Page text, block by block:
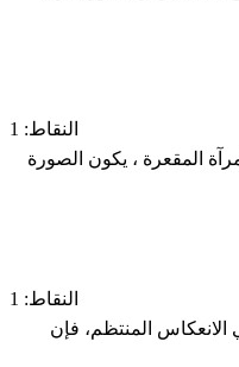
النقاط: 1
المقعرة ، يكون الصورة
النقاط: 1
زاوية الانعكاس تساوي 60 في الانعكاس المنتظم، فإن